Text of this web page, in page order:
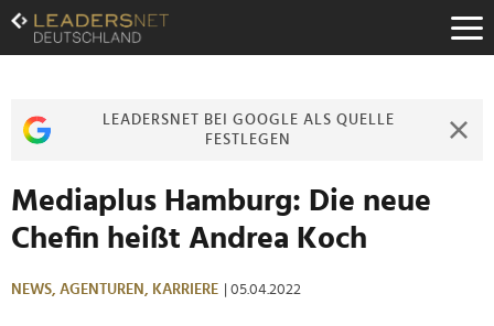
Zum
Inhalt
Zur
Zur
LEADERSNET BEI GOOGLE ALS QUELLE
FESTLEGEN
Mediaplus Hamburg: Die neue
Chefin heißt Andrea Koch
NEWS, AGENTUREN, KARRIERE | 05.04.2022